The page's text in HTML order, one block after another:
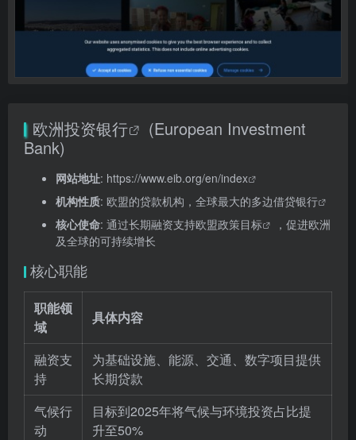
欧洲投资银行
(European Investment
Bank)
网站地址: https://www.eib.org/en/index
机构性质: 欧盟的贷款机构，全球最大的多边借贷银行
核心使命: 通过长期融资支持欧盟政策目标
，促进欧洲
及全球的可持续增长
核心职能
职能领
域
具体内容
融资支
持
为基础设施、能源、交通、数字项目提供
长期贷款
气候行
动
目标到2025年将气候与环境投资占比提
升至50%